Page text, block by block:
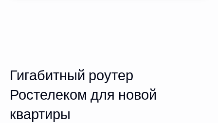
Гигабитный роутер
Ростелеком для новой
квартиры